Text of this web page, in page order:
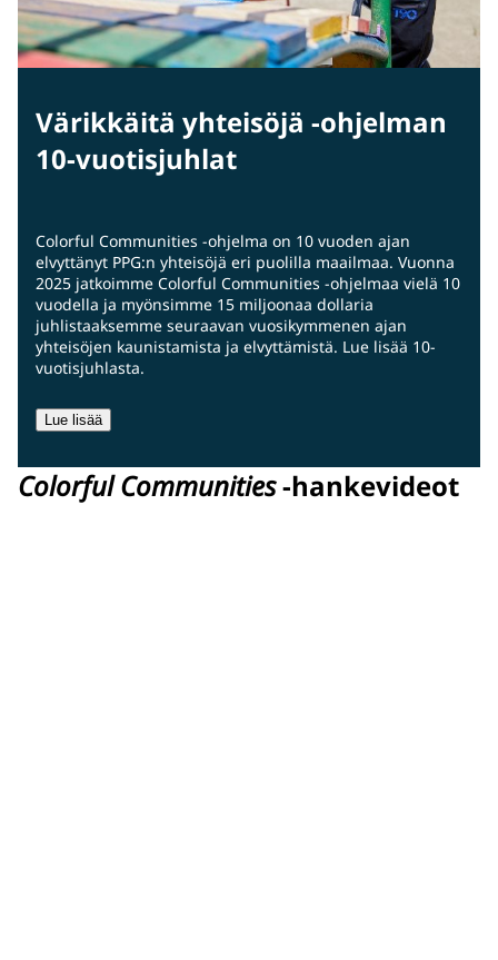
Värikkäitä yhteisöjä -ohjelman
10-vuotisjuhlat
Colorful Communities -ohjelma on 10 vuoden ajan
elvyttänyt PPG:n yhteisöjä eri puolilla maailmaa. Vuonna
2025 jatkoimme Colorful Communities -ohjelmaa vielä 10
vuodella ja myönsimme 15 miljoonaa dollaria
juhlistaaksemme seuraavan vuosikymmenen ajan
yhteisöjen kaunistamista ja elvyttämistä. Lue lisää 10-
vuotisjuhlasta.
Lue lisää
Colorful Communities-hankevideot